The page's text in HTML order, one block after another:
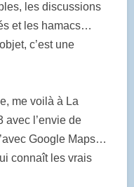
les discussions
et les hamacs…
c’est une
me voilà à La
avec l’envie de
Google Maps…
connaît les vrais